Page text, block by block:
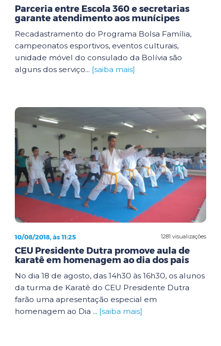
Parceria entre Escola 360 e secretarias
garante atendimento aos munícipes
Recadastramento do Programa Bolsa Família,
campeonatos esportivos, eventos culturais,
unidade móvel do consulado da Bolívia são
alguns dos serviço... [saiba mais]
1281 visualizações
10/08/2018, às 11:25
CEU Presidente Dutra promove aula de
karatê em homenagem ao dia dos pais
No dia 18 de agosto, das 14h30 às 16h30, os alunos
da turma de Karatê do CEU Presidente Dutra
farão uma apresentação especial em
homenagem ao Dia ... [saiba mais]